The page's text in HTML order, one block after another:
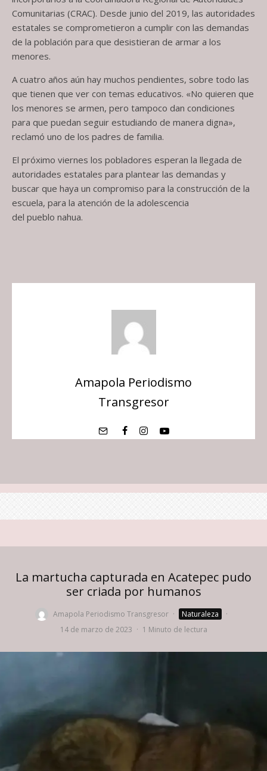
Comunitarias (CRAC). Desde junio del 2019, las autoridades
estatales se comprometieron a cumplir con las demandas
de la población para que desistieran de armar a los
menores.
A cuatro años aún hay muchos pendientes, sobre todo las
que tienen que ver con temas educativos. «No quieren que
los menores se armen, pero tampoco dan condiciones
para que puedan seguir estudiando de manera digna»,
reclamó uno de los padres de familia.
El próximo viernes los pobladores esperan la llegada de
autoridades estatales para plantear las demandas y
buscar que haya un compromiso para la construcción de la
escuela, para la atención de la adolescencia
del pueblo nahua.
Amapola Periodismo
Transgresor
La martucha capturada en Acatepec pudo
ser criada por humanos
Amapola Periodismo Transgresor · Naturaleza
·
14 de marzo de 2023 · 1 Minuto de lectura